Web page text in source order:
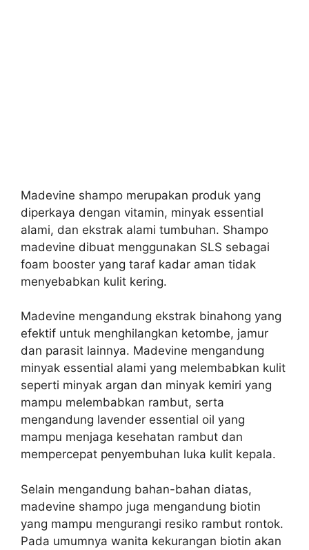
Madevine shampo merupakan produk yang
diperkaya dengan vitamin, minyak essential
alami, dan ekstrak alami tumbuhan. Shampo
madevine dibuat menggunakan SLS sebagai
foam booster yang taraf kadar aman tidak
menyebabkan kulit kering.
Madevine mengandung ekstrak binahong yang
efektif untuk menghilangkan ketombe, jamur
dan parasit lainnya. Madevine mengandung
minyak essential alami yang melembabkan kulit
seperti minyak argan dan minyak kemiri yang
mampu melembabkan rambut, serta
mengandung lavender essential oil yang
mampu menjaga kesehatan rambut dan
mempercepat penyembuhan luka kulit kepala.
Selain mengandung bahan-bahan diatas,
madevine shampo juga mengandung biotin
yang mampu mengurangi resiko rambut rontok.
Pada umumnya wanita kekurangan biotin akan